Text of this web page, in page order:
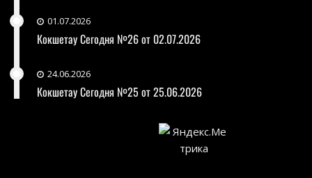
01.07.2026
Кокшетау Сегодня №26 от 02.07.2026
24.06.2026
Кокшетау Сегодня №25 от 25.06.2026